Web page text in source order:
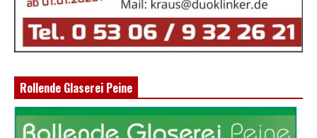
Rollende Glaserei Peine